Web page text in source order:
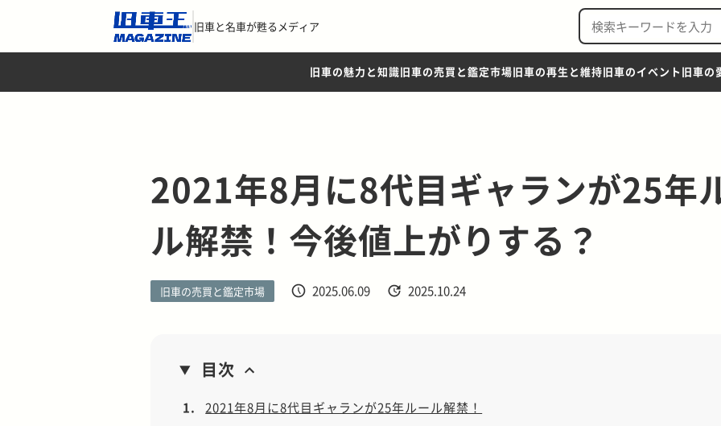
旧車と名車が甦るメディア
旧車の魅力と知識旧車の売買と鑑定市場旧車の再生と維持旧車のイベント 旧車の
2021年8月に8代目ギャランが25年
ル解禁！今後値上がりする？
旧車の売買と鑑定市場 2025.06.09 2025.10.24
目次
1.
2021年8月に8代目ギャランが25年ルール解禁！